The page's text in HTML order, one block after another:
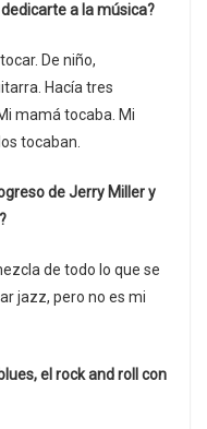
a la música?
De niño,
Hacía tres
mamá tocaba. Mi
tocaban.
de Jerry Miller y
de todo lo que se
jazz, pero no es mi
el rock and roll con